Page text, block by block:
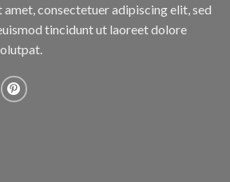
consectetuer adipiscing elit, sed
tincidunt ut laoreet dolore